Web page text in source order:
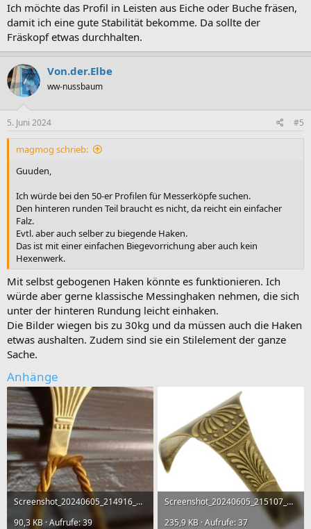
Ich möchte das Profil in Leisten aus Eiche oder Buche fräsen,
damit ich eine gute Stabilität bekomme. Da sollte der
Fräskopf etwas durchhalten.
Von.der.Elbe
ww-nussbaum
5. Juni 2024 #5
magmog schrieb:
Guuden,
Ich würde bei den 50-er Profilen für Messerköpfe suchen.
Den hinteren runden Teil braucht es nicht, da reicht ein einfacher
Falz.
Evtl. aber auch selber zu biegende Haken.
Das ist mit einer einfachen Biegevorrichung aber auch kein
Hexenwerk.
Mit selbst gebogenen Haken könnte es funktionieren. Ich
würde aber gerne klassische Messinghaken nehmen, die sich
unter der hinteren Rundung leicht einhaken.
Die Bilder wiegen bis zu 30kg und da müssen auch die Haken
etwas aushalten. Zudem sind sie ein Stilelement der ganze
Sache.
Anhänge
Screenshot_20240605_214916_Chrome.jpg
90,3 KB · Aufrufe: 39
Screenshot_20240605_215107_Chrome.jpg
235,9 KB · Aufrufe: 37